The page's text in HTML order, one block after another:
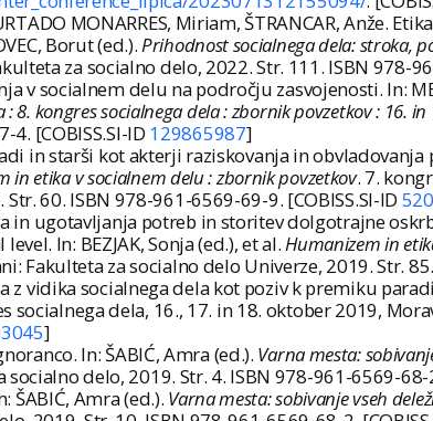
MONARRES, Miriam, ŠTRANCAR, Anže.
Borut (ed.).Prihodnost socialnega dela: stroka,
za socialno delo, 2022. Str. 111. ISBN 978-
v socialnem delu na področju zasvojenosti. In:
kongres socialnega dela : zbornik povzetkov : 16.
[COBISS.SI-ID 129865987]
in starši kot akterji raziskovanja in
in etika v socialnem delu : zbornik povzetkov. 7.
60. ISBN 978-961-6569-69-9. [COBISS.SI-ID
in ugotavljanja potreb in storitev dolgotrajne
In: BEZJAK, Sonja (ed.), et al.Humanizem in
Fakulteta za socialno delo Univerze, 2019. Str.
z vidika socialnega dela kot poziv k premiku
socialnega dela, 16., 17. in 18. oktober 2019,
]
In: ŠABIĆ, Amra (ed.). Varna mesta:
delo, 2019. Str. 4. ISBN 978-961-6569-68-
ŠABIĆ, Amra (ed.). Varna mesta: sobivanje vseh